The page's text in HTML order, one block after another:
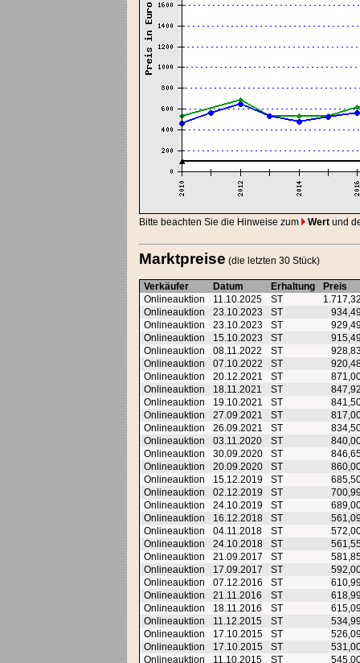
Bitte beachten Sie die Hinweise zum Wert und
Marktpreise (die letzten 30 Stück)
Verkäufer Datum Erhaltung
Preis
Onlineauktion
11.10.2025 ST
Onlineauktion
23.10.2023 ST
Onlineauktion
23.10.2023 ST
Onlineauktion
15.10.2023 ST
Onlineauktion
08.11.2022 ST
Onlineauktion
07.10.2022 ST
Onlineauktion
20.12.2021 ST
Onlineauktion
18.11.2021 ST
Onlineauktion
19.10.2021 ST
Onlineauktion
27.09.2021 ST
Onlineauktion
26.09.2021 ST
Onlineauktion
03.11.2020 ST
Onlineauktion
30.09.2020 ST
Onlineauktion
20.09.2020 ST
Onlineauktion
15.12.2019 ST
Onlineauktion
02.12.2019 ST
Onlineauktion
24.10.2019 ST
Onlineauktion
16.12.2018 ST
Onlineauktion
04.11.2018 ST
Onlineauktion
24.10.2018 ST
Onlineauktion
21.09.2017 ST
Onlineauktion
17.09.2017 ST
Onlineauktion
07.12.2016 ST
Onlineauktion
21.11.2016 ST
Onlineauktion
18.11.2016 ST
Onlineauktion
11.12.2015 ST
Onlineauktion
17.10.2015 ST
Onlineauktion
17.10.2015 ST
Onlineauktion
11.10.2015 ST